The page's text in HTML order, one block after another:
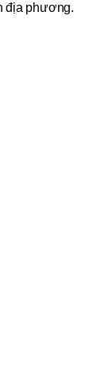
địa phương.